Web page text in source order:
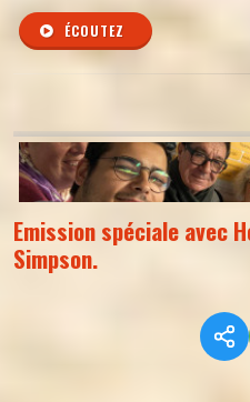
ÉCOUTEZ
Emission spéciale avec
Simpson.